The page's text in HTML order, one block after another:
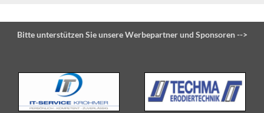
Bitte unterstützen Sie unsere Werbepartner und Sponsoren -->